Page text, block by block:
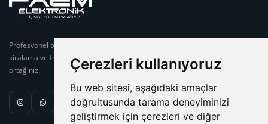
Çerezleri kullanıyoruz
Bu web sitesi, aşağıdaki amaçlar
doğrultusunda tarama deneyiminizi
geliştirmek için çerezleri ve diğer
Profesyonel telsiz sistemleri, projelendirme, teknik servis,
kiralama ve frekans danışmanlığında güvenilir çözüm
ortağınız.